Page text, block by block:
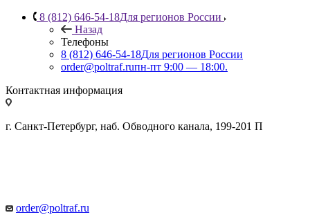
8 (812) 646-54-18Для регионов России
Назад
Телефоны
8 (812) 646-54-18Для регионов России
order@poltraf.ruпн-пт 9:00 — 18:00.
Контактная информация
г. Санкт-Петербург, наб. Обводного канала, 199-201 П
order@poltraf.ru